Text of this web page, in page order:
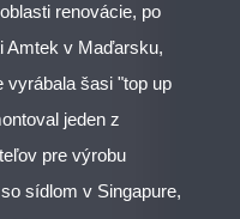
renovácie, po
Amtek v Maďarsku,
šasi "top up
jeden z
pre výrobu
sídlom v Singapure,